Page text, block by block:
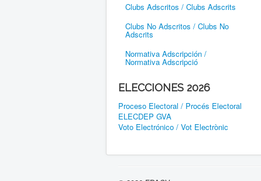
Clubs Adscritos / Clubs Adscrits
Clubs No Adscritos / Clubs No
Adscrits
Normativa Adscripción /
Normativa Adscripció
ELECCIONES 2026
Proceso Electoral / Procés Electoral
ELECDEP GVA
Voto Electrónico / Vot Electrònic